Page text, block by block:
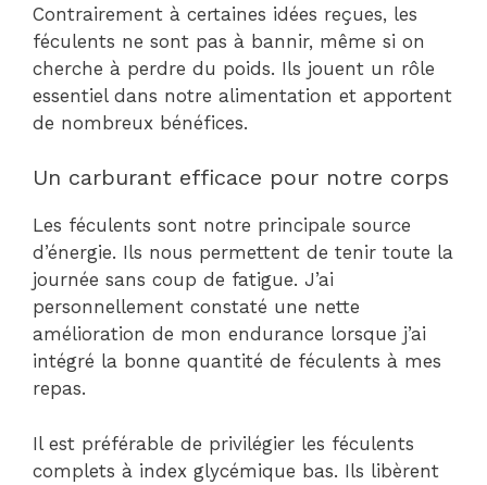
Contrairement à certaines idées reçues, les
féculents ne sont pas à bannir, même si on
cherche à perdre du poids. Ils jouent un rôle
essentiel dans notre alimentation et apportent
de nombreux bénéfices.
Un carburant efficace pour notre corps
Les féculents sont notre principale source
d’énergie. Ils nous permettent de tenir toute la
journée sans coup de fatigue. J’ai
personnellement constaté une nette
amélioration de mon endurance lorsque j’ai
intégré la bonne quantité de féculents à mes
repas.
Il est préférable de privilégier les féculents
complets à index glycémique bas. Ils libèrent